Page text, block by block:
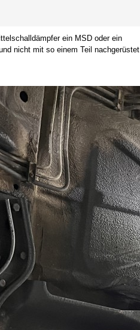
ein MSD oder ein
nicht mit so einem Teil nachgerüstet